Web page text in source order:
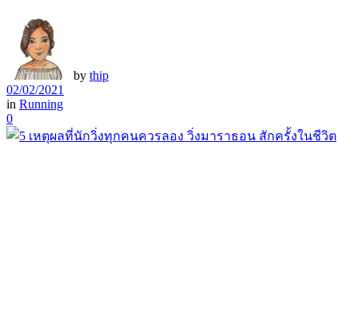
by thip
02/02/2021
in Running
0